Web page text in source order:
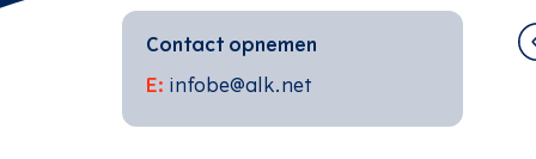
Contact opnemen
E: infobe@alk.net